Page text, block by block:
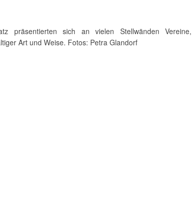
präsentierten sich an vielen Stellwänden Vereine,
Art und Weise. Fotos: Petra Glandorf